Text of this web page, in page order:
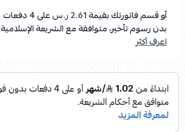
أو قسم فاتورتك بقيمة2.61 ر.س على4دفعات
بدون رسوم تأخير، متوافقة مع الشريعة الإسلامية
اعرف أكثر